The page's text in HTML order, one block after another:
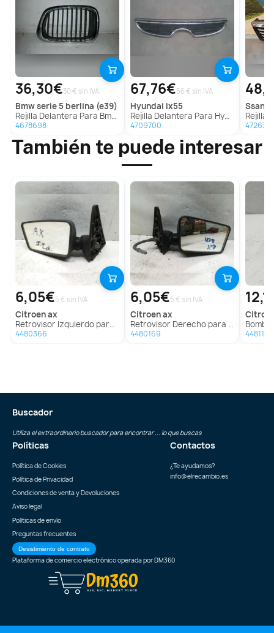
36,30€30 € sin IVA
bmwserie 5 berlina (e39)
Rejilla Delantera Para Bmw Serie 5 Berlina
4678698
67,76€56 € sin IVA
hyundai ix55
Rejilla Delantera Para Hyundai Ix55
4709700
Rejilla
También te puede interesar
6,05€5 € sin IVA
citroenax
Retrovisor Izquierdo para Citroën Ax
4480366
6,05€5 € sin IVA
citroenax
Retrovisor Derecho para Citroën Ax
4480169
Bomba
4481178
Buscador
Utiliza el extraordinario buscador para encontrar ... lo que buscas
Políticas
Política de Cookies
Política de Privacidad
Condiciones de venta y Devoluciones
Aviso legal
Políticas de envío
Preguntas frecuentes
Desistimiento de contrato
Contactos
¿Te ayudamos?
info@elrecambio.es
Plataforma de comercio electrónico operada porDM360